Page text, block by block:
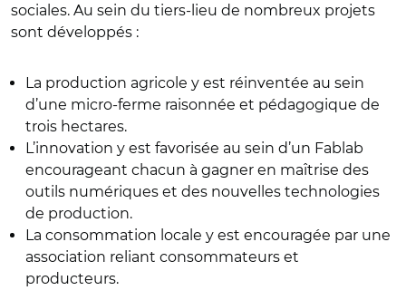
sociales. Au sein du tiers-lieu de nombreux projets
sont développés :
La production agricole y est réinventée au sein
d’une micro-ferme raisonnée et pédagogique de
trois hectares.
L’innovation y est favorisée au sein d’un Fablab
encourageant chacun à gagner en maîtrise des
outils numériques et des nouvelles technologies
de production.
La consommation locale y est encouragée par une
association reliant consommateurs et
producteurs.